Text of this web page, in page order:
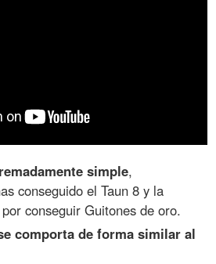
simple,
conseguido el Taun 8 y la
por conseguir Guitones de oro.
comporta de forma similar al